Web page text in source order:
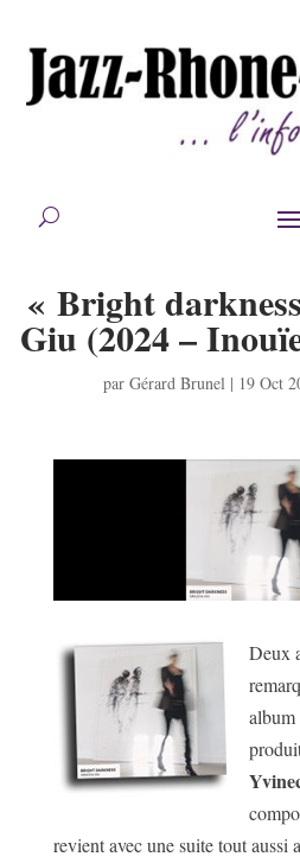
« Bright
Giu (2024 –
par Gérard Brunel | 19 Oct
Deux
album
revient avec une suite tout aussi